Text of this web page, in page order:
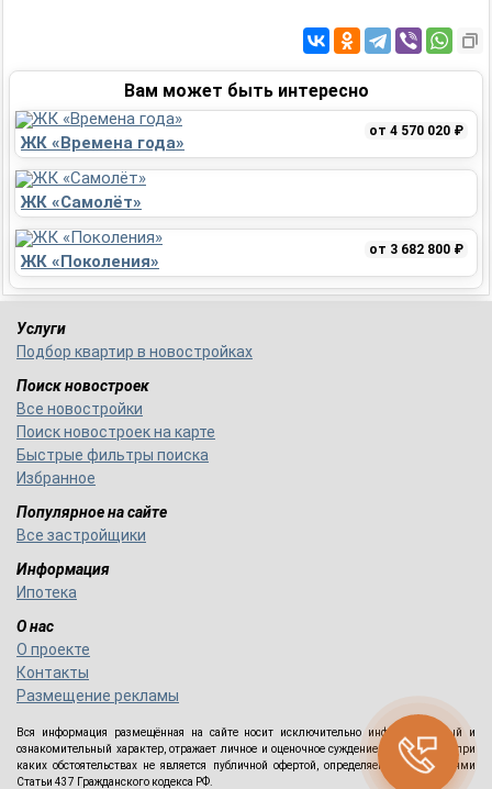
Вам может быть интересно
от 4 570 020 ₽
ЖК «Времена года»
ЖК «Самолёт»
от 3 682 800 ₽
ЖК «Поколения»
Услуги
Подбор квартир в новостройках
Поиск новостроек
Все новостройки
Поиск новостроек на карте
Быстрые фильтры поиска
Избранное
Популярное на сайте
Все застройщики
Информация
Ипотека
О нас
О проекте
Контакты
Размещение рекламы
Вся информация размещённая на сайте носит исключительно информационный и
ознакомительный характер, отражает личное и оценочное суждение авторов и ни при
каких обстоятельствах не является публичной офертой, определяемой положениями
Статьи 437 Гражданского кодекса РФ.